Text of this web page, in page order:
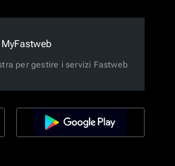
per gestire i servizi Fastweb